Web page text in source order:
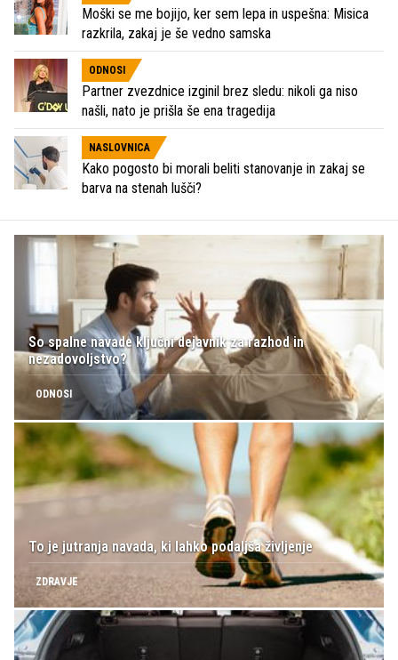
Moški se me bojijo, ker sem lepa in uspešna: Misica
razkrila, zakaj je še vedno samska
ODNOSI
Partner zvezdnice izginil brez sledu: nikoli ga niso
našli, nato je prišla še ena tragedija
NASLOVNICA
Kako pogosto bi morali beliti stanovanje in zakaj se
barva na stenah lušči?
So spalne navade ključni dejavnik za razhod in
nezadovoljstvo?
ODNOSI
To je jutranja navada, ki lahko podaljša življenje
ZDRAVJE